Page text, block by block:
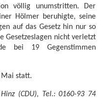
völlig unumstritten. Der
Hölmer beruhigte, seine
auf das Gesetz hin nur so
Gesetzeslagen nicht verletzt
bei 19 Gegenstimmen
Mai statt.
(CDU), Tel.: 0160-93 74